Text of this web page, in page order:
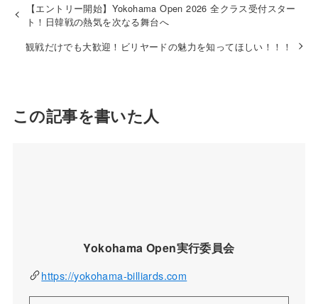
【エントリー開始】Yokohama Open 2026 全クラス受付スター
ト！日韓戦の熱気を次なる舞台へ
観戦だけでも大歓迎！ビリヤードの魅力を知ってほしい！！！
この記事を書いた人
Yokohama Open実行委員会
https://yokohama-billiards.com